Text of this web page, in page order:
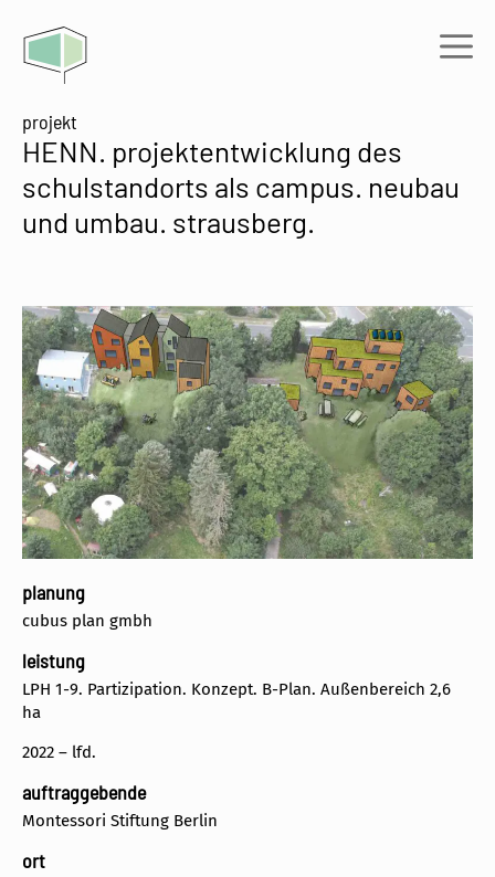
Inhalt
springen
projekt
HENN. projektentwicklung des
schulstandorts als campus. neubau
und umbau. strausberg.
planung
cubus plan gmbh
leistung
LPH 1-9. Partizipation. Konzept. B-Plan. Außenbereich 2,6
ha
2022 – lfd.
auftraggebende
Montessori Stiftung Berlin
ort